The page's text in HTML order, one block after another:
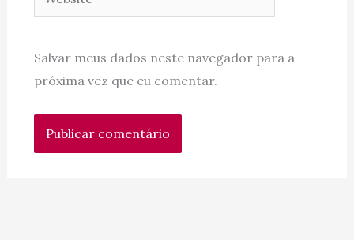
Salvar meus dados neste navegador para a
próxima vez que eu comentar.